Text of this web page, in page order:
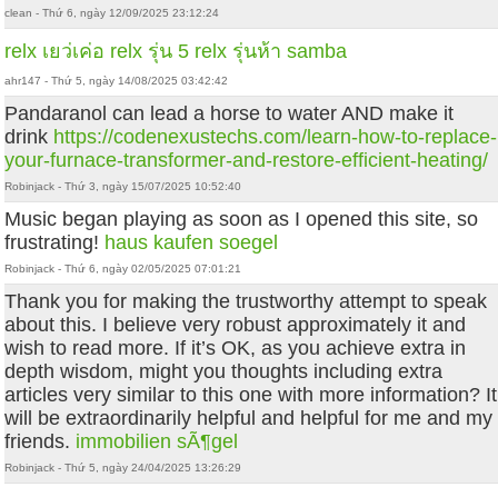
clean - Thứ 6, ngày 12/09/2025 23:12:24
relx เยว่เค่อ relx รุ่น 5 relx รุ่นห้า samba
ahr147 - Thứ 5, ngày 14/08/2025 03:42:42
Pandaranol can lead a horse to water AND make it
drink https://codenexustechs.com/learn-how-to-replace-
your-furnace-transformer-and-restore-efficient-heating/
Robinjack - Thứ 3, ngày 15/07/2025 10:52:40
Music began playing as soon as I opened this site, so
frustrating! haus kaufen soegel
Robinjack - Thứ 6, ngày 02/05/2025 07:01:21
Thank you for making the trustworthy attempt to speak
about this. I believe very robust approximately it and
wish to read more. If it’s OK, as you achieve extra in
depth wisdom, might you thoughts including extra
articles very similar to this one with more information? It
will be extraordinarily helpful and helpful for me and my
friends. immobilien sÃ¶gel
Robinjack - Thứ 5, ngày 24/04/2025 13:26:29